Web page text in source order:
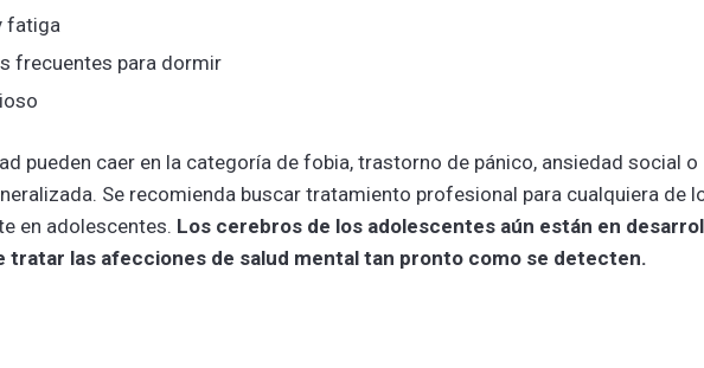
fatiga
frecuentes para dormir
pueden caer en la categoría de fobia, trastorno de pánico, ansiedad social o
Se recomienda buscar tratamiento profesional para cualquiera de
en adolescentes. Los cerebros de los adolescentes aún están en
tratar las afecciones de salud mental tan pronto como se detecten.